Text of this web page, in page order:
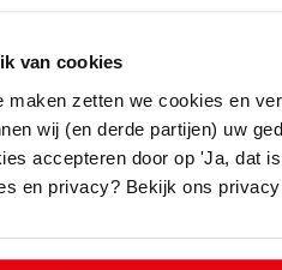
van cookies
maken zetten we cookies en
wij (en derde partijen) uw
accepteren door op 'Ja, dat
en privacy? Bekijk ons